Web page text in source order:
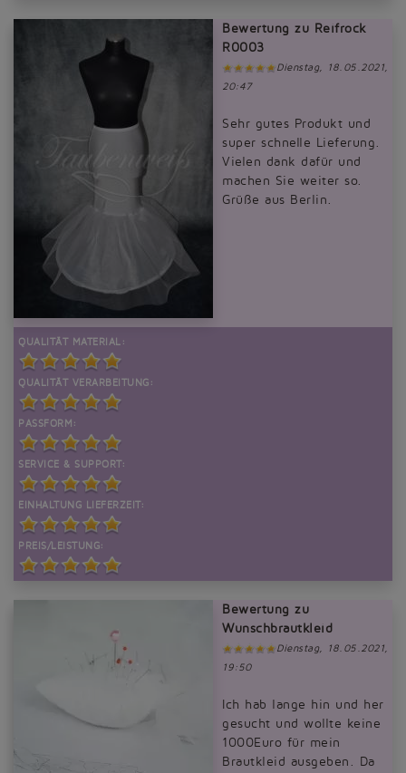
Bewertung zu Reifrock
R0003
Dienstag, 18.05.2021,
20:47
Sehr gutes Produkt und
super schnelle Lieferung.
Vielen dank dafür und
machen Sie weiter so.
Grüße aus Berlin.
QUALITÄT MATERIAL:
QUALITÄT VERARBEITUNG:
PASSFORM:
SERVICE & SUPPORT:
EINHALTUNG LIEFERZEIT:
PREIS/LEISTUNG:
Bewertung zu
Wunschbrautkleid
Dienstag, 18.05.2021,
19:50
Ich hab lange hin und her
gesucht und wollte keine
1000Euro für mein
Brautkleid ausgeben. Da